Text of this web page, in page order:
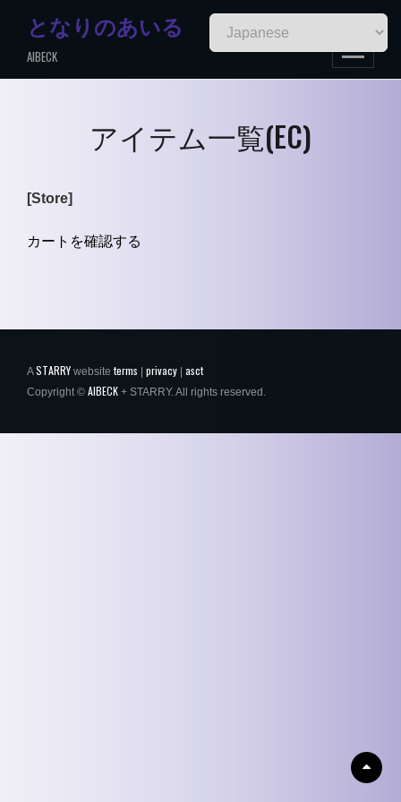
content
となりのあいる
AIBECK
アイテム一覧(EC)
[Store]
カートを確認する
ASTARRY website terms privacy asct
Copyright © AIBECK + STARRY. All rights reserved.
Up